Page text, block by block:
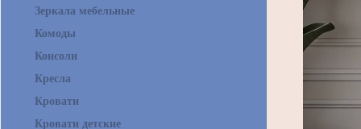
Зеркала мебельные
Комоды
Консоли
Кресла
Кровати
Кровати детские